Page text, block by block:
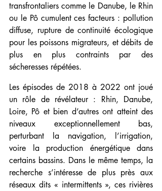
transfrontaliers comme le Danube, le Rhin
ou le Pô cumulent ces facteurs : pollution
diffuse, rupture de continuité écologique
pour les poissons migrateurs, et débits de
plus en plus contraints par des
sécheresses répétées.
Les épisodes de 2018 à 2022 ont joué
un rôle de révélateur : Rhin, Danube,
Loire, Pô et bien d’autres ont atteint des
niveaux exceptionnellement bas,
perturbant la navigation, l’irrigation,
voire la production énergétique dans
certains bassins. Dans le même temps, la
recherche s’intéresse de plus près aux
réseaux dits « intermittents », ces rivières